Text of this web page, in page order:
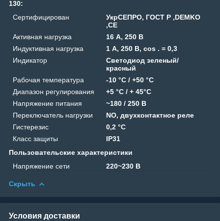
130:
Сертифицирован
УкрСЕПРО, ГОСТ Р ,DEMKO
,CE
Активная нагрузка
16 А, 250 В
Индуктивная нагрузка
1 А, 250 В, cos . = 0,3
Индикатор
Светодиод зеленый/
красный
Рабочая температура
-10 °С / +50 °C
Диапазон регулирования
+5 °C / + 45°C
Напряжение питания
~180 / 250 В
Переключатель нагрузки
NO, двухконтактное реле
Гистерезис
0,2 °С
Класс защиты
IP31
Пользовательские характеристики
Напряжение сети
220~230 В
Скрыть
Условия доставки